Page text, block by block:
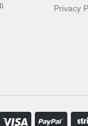
Privacy